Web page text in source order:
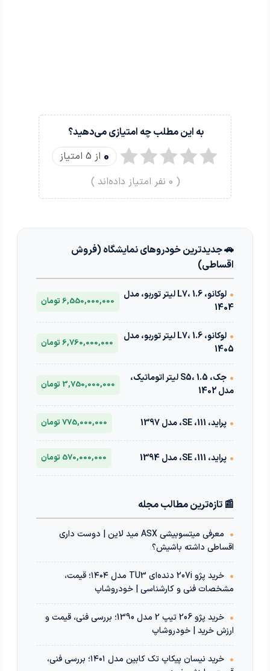
به این مطلب چه امتیازی می‌دهید؟
0 از 5 امتیاز
(
0 نفر امتیاز داده‌اند )
🚗 جدیدترین خودروهای نمایشگاه (فروش
اقساطی)
•
لوکانو، L7، 1.6 لیتر توربو، مدل
1404
6,550,000,000 تومان
•
لوکانو، L7، 1.6 لیتر توربو، مدل
1405
6,760,000,000 تومان
•
جک، S5، 1.5 لیتر اتوماتیک،
مدل 1402
3,750,000,000 تومان
• پراید، 111، SE، مدل 1397 775,000,000 تومان
• پراید، 111، SE، مدل 1394 570,000,000 تومان
📰 تازه‌ترین مطالب مجله
•
معرفی میتسوبیشی ASX مید لاین | دوست داری
اقساطی داشته باشیش؟
•
خرید پژو 207i دنده‌ای TU3 مدل ۱۴۰۴؛ قیمت،
مشخصات فنی و کارشناسی | خودروشاپ
•
خرید پژو 206 تیپ 2 مدل 1390؛ بررسی فنی، قیمت و
ارزش خرید | خودروشاپ
•
خرید نیسان پیکاپ تک کابین مدل ۱۴۰۱؛ بررسی فنی،